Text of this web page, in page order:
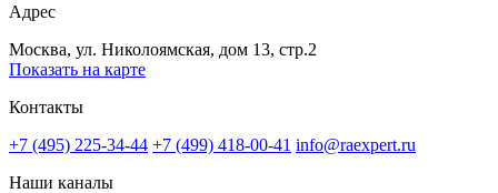
Адрес
Москва, ул. Николоямская, дом 13, стр.2
Показать на карте
Контакты
+7 (495) 225-34-44 +7 (499) 418-00-41 info@raexpert.ru
Наши каналы